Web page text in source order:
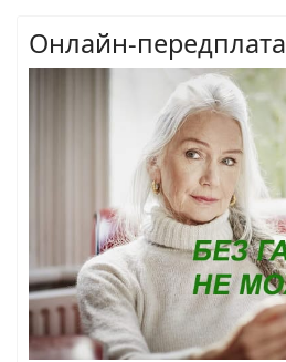
Онлайн-передплата